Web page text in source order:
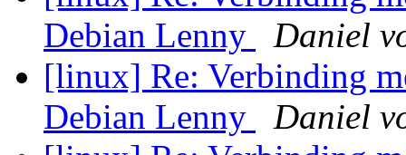
Debian Lenny
Daniel
[linux] Re: Verbinding
Debian Lenny
Daniel